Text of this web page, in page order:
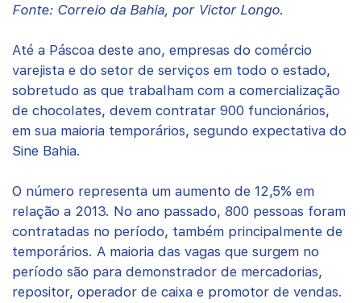
Fonte: Correio da Bahia, por Victor Longo.
Até a Páscoa deste ano, empresas do comércio
varejista e do setor de serviços em todo o estado,
sobretudo as que trabalham com a comercialização
de chocolates, devem contratar 900 funcionários,
em sua maioria temporários, segundo expectativa do
Sine Bahia.
O número representa um aumento de 12,5% em
relação a 2013. No ano passado, 800 pessoas foram
contratadas no período, também principalmente de
temporários. A maioria das vagas que surgem no
período são para demonstrador de mercadorias,
repositor, operador de caixa e promotor de vendas.